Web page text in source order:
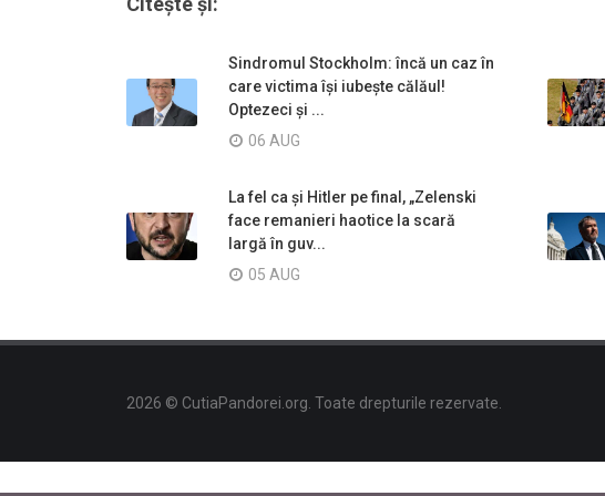
Sindromul Stockholm: încă un caz în
care victima își iubește călăul!
Optezeci și ...
06 AUG
La fel ca și Hitler pe final, „Zelenski
face remanieri haotice la scară
largă în guv...
05 AUG
2026 © CutiaPandorei.org. Toate drepturile rezervate.